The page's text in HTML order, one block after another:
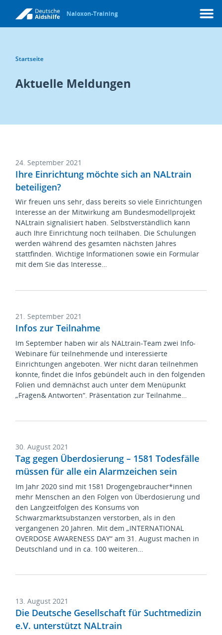
Naloxon-Training Menü
Startseite
Aktuelle Meldungen
24. September 2021
Ihre Einrichtung möchte sich an NALtrain
beteiligen?
Wir freuen uns sehr, dass bereits so viele Einrichtungen
Interesse an der Mitwirkung am Bundesmodellprojekt
NALtrain signalisiert haben. Selbstverständlich kann
auch Ihre Einrichtung noch teilhaben. Die Schulungen
werden während des gesamten nächsten Jahres
stattfinden. Wichtige Informationen sowie ein Formular
mit dem Sie das Interesse…
21. September 2021
Infos zur Teilnahme
Im September haben wir als NALtrain-Team zwei Info-
Webinare für teilnehmende und interessierte
Einrichtungen angeboten. Wer nicht daran teilnehmen
konnte, findet die Infos gebündelt auch in den folgenden
Folien und demnächst auch unter dem Menüpunkt
„Fragen& Antworten“. Präsentation zur Teilnahme…
30. August 2021
Tag gegen Überdosierung – 1581 Todesfälle
müssen für alle ein Alarmzeichen sein
Im Jahr 2020 sind mit 1581 Drogengebraucher*innen
mehr Menschen an den Folgen von Überdosierung und
den Langzeitfolgen des Konsums von
Schwarzmarktsubstanzen verstorben, als in den
vergangenen 20 Jahren. Mit dem „INTERNATIONAL
OVERDOSE AWARENESS DAY“ am 31. August machen in
Deutschland und in ca. 100 weiteren…
13. August 2021
Die Deutsche Gesellschaft für Suchtmedizin
e.V. unterstützt NALtrain